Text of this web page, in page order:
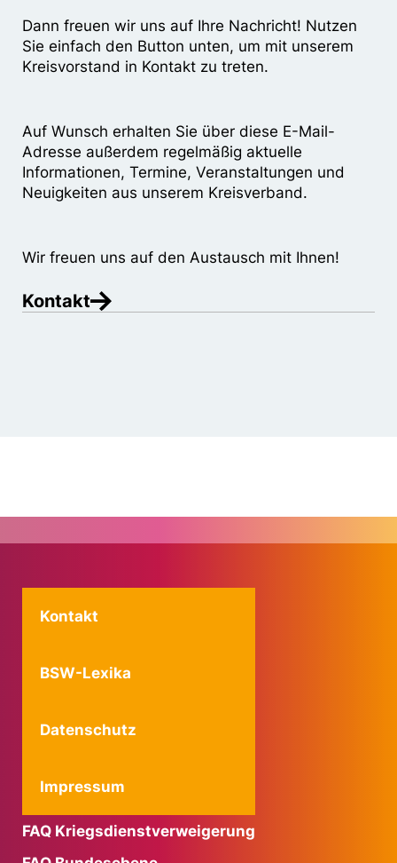
Dann freuen wir uns auf Ihre Nachricht! Nutzen
Sie einfach den Button unten, um mit unserem
Kreisvorstand in Kontakt zu treten.
Auf Wunsch erhalten Sie über diese E-Mail-
Adresse außerdem regelmäßig aktuelle
Informationen, Termine, Veranstaltungen und
Neuigkeiten aus unserem Kreisverband.
Wir freuen uns auf den Austausch mit Ihnen!
Kontakt
Kontakt
BSW-Lexika
Datenschutz
Impressum
FAQ Kriegsdienstverweigerung